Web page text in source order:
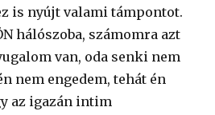
is nyújt valami támpontot.
hálószoba, számomra azt
van, oda senki nem
nem engedem, tehát én
az igazán intim